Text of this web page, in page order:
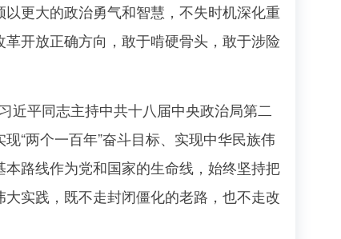
更大的政治勇气和智慧，不失时机深化重
开放正确方向，敢于啃硬骨头，敢于涉险
平同志主持中共十八届中央政治局第二
“两个一百年”奋斗目标、实现中华民族伟
路线作为党和国家的生命线，始终坚持把
实践，既不走封闭僵化的老路，也不走改